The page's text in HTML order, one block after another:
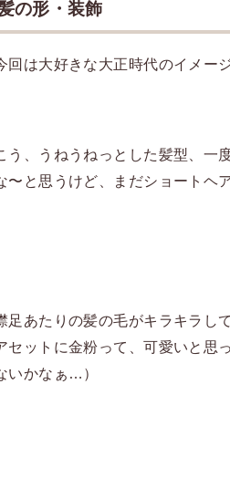
の形・装飾
回は大好きな大正時代のイメー
う、うねうねっとした髪型、一
〜と思うけど、まだショートヘ
足あたりの髪の毛がキラキラし
セットに金粉って、可愛いと思
いかなぁ…）